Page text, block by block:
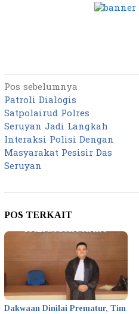
Navigasi
pos
Pos sebelumnya
Patroli Dialogis
Satpolairud Polres
Seruyan Jadi Langkah
Interaksi Polisi Dengan
Masyarakat Pesisir Das
Seruyan
POS TERKAIT
Dakwaan Dinilai Prematur, Tim